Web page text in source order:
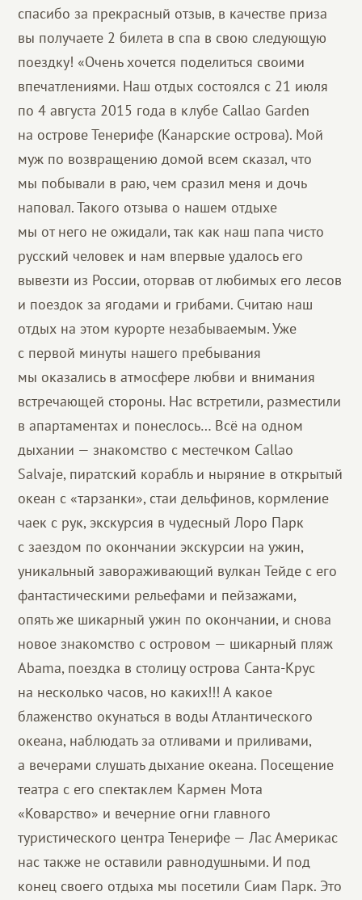
спасибо за прекрасный отзыв, в качестве приза
вы получаете 2 билета в спа в свою следующую
поездку! «Очень хочется поделиться своими
впечатлениями. Наш отдых состоялся с 21 июля
по 4 августа 2015 года в клубе Callao Garden
на острове Тенерифе (Канарские острова). Мой
муж по возвращению домой всем сказал, что
мы побывали в раю, чем сразил меня и дочь
наповал. Такого отзыва о нашем отдыхе
мы от него не ожидали, так как наш папа чисто
русский человек и нам впервые удалось его
вывезти из России, оторвав от любимых его лесов
и поездок за ягодами и грибами. Считаю наш
отдых на этом курорте незабываемым. Уже
с первой минуты нашего пребывания
мы оказались в атмосфере любви и внимания
встречающей стороны. Нас встретили, разместили
в апартаментах и понеслось… Всё на одном
дыхании — знакомство с местечком Callao
Salvaje, пиратский корабль и ныряние в открытый
океан с «тарзанки», стаи дельфинов, кормление
чаек с рук, экскурсия в чудесный Лоро Парк
с заездом по окончании экскурсии на ужин,
уникальный завораживающий вулкан Тейде с его
фантастическими рельефами и пейзажами,
опять же шикарный ужин по окончании, и снова
новое знакомство с островом — шикарный пляж
Abama, поездка в столицу острова Санта-Крус
на несколько часов, но каких!!! А какое
блаженство окунаться в воды Атлантического
океана, наблюдать за отливами и приливами,
а вечерами слушать дыхание океана. Посещение
театра с его спектаклем Кармен Мота
«Коварство» и вечерние огни главного
туристического центра Тенерифе — Лас Америкас
нас также не оставили равнодушными. И под
конец своего отдыха мы посетили Сиам Парк. Это